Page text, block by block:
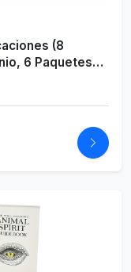
(8
6 Paquetes